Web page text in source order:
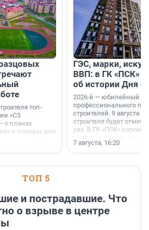
топ-
«СЗ
о планах
и поводах для
ГЭС, марки,
ВВП: в ГК «ПСК»
об истории Дня
2026-й — юбилейный
профессионального
строителей. 9 августа
строителя будет
раз. В ГК «ПСК»
поменялась роль
7 августа, 16:20
ТОП 5
и пострадавшие. Что
о взрыве в центре